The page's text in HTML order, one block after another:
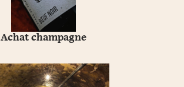
Achat champagne